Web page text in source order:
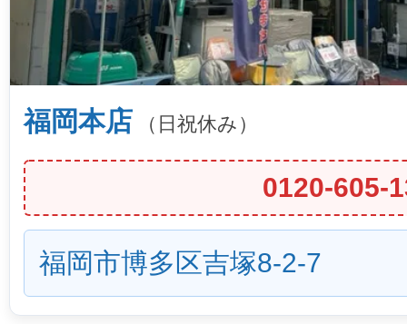
福岡本店 （日祝休み）
0120-605-
福岡市博多区吉塚8-2-7